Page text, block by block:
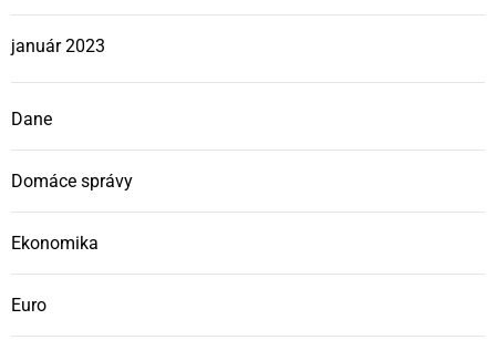
január 2023
Dane
Domáce správy
Ekonomika
Euro